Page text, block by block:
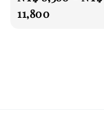
price
11,800